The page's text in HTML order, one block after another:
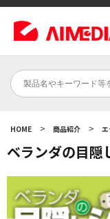
HOME > 商品紹介 >
ベランダの目隠